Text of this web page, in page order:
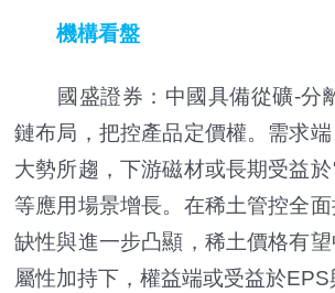
機構看盤
國盛證券：中國具備從礦-分
鏈布局，把控產品定價權。需求端
大勢所趨，下游磁材或長期受益
等應用場景增長。在稀土管控全
缺性與進一步凸顯，稀土價格有
屬性加持下，權益端或受益於EPS